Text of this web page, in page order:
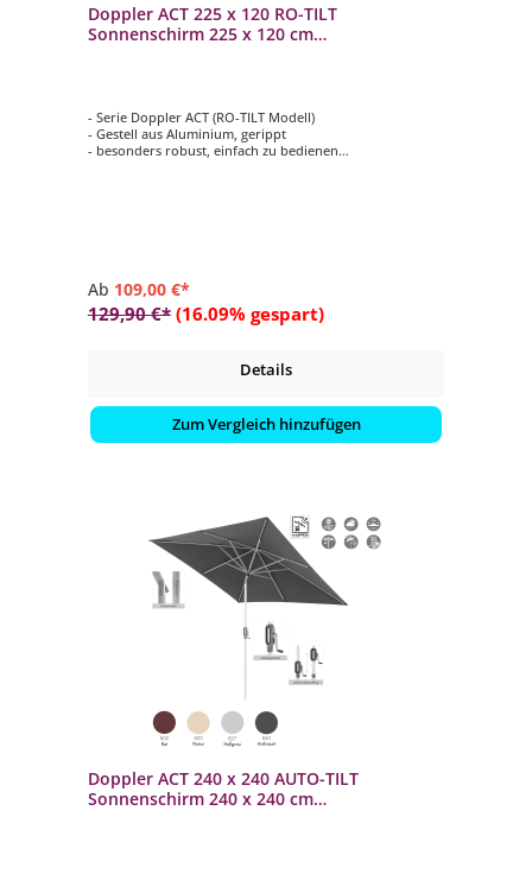
Doppler ACT 225 x 120 RO-TILT
Sonnenschirm 225 x 120 cm
- Serie Doppler ACT (RO-TILT Modell)
- Gestell aus Aluminium, gerippt
- besonders robust, einfach zu bedienen
Ab 109,00 €*
129,90 €* (16.09% gespart)
Details
Zum Vergleich hinzufügen
Doppler ACT 240 x 240 AUTO-TILT
Sonnenschirm 240 x 240 cm